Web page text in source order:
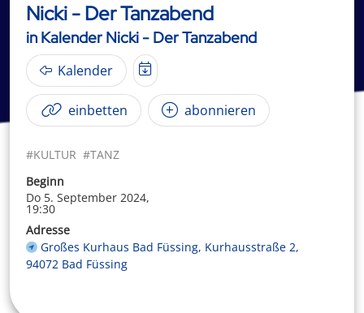
Nicki - Der Tanzabend
in Kalender Nicki - Der Tanzabend
Kalender
einbetten abonnieren
#KULTUR #TANZ
Beginn
Do 5. September 2024,
19:30
Adresse
Großes Kurhaus Bad Füssing, Kurhausstraße 2,
94072 Bad Füssing